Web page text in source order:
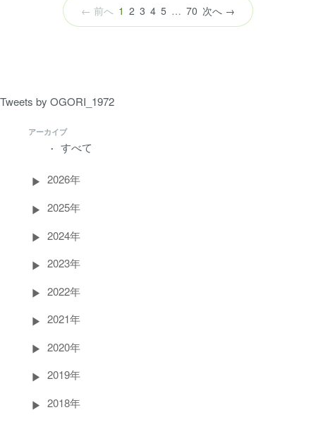
Tweets by OGORI_1972
アーカイブ
すべて
2026年
2025年
2024年
2023年
2022年
2021年
2020年
2019年
2018年
← 前へ 1 （こ
の
2 3 4 5 … 70 次へ →